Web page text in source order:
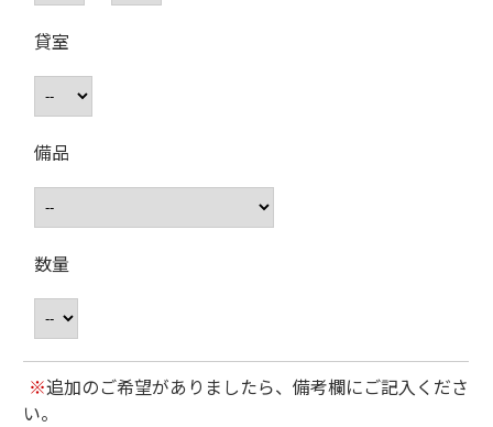
貸室
備品
数量
※追加のご希望がありましたら、備考欄にご記入くださ
い。